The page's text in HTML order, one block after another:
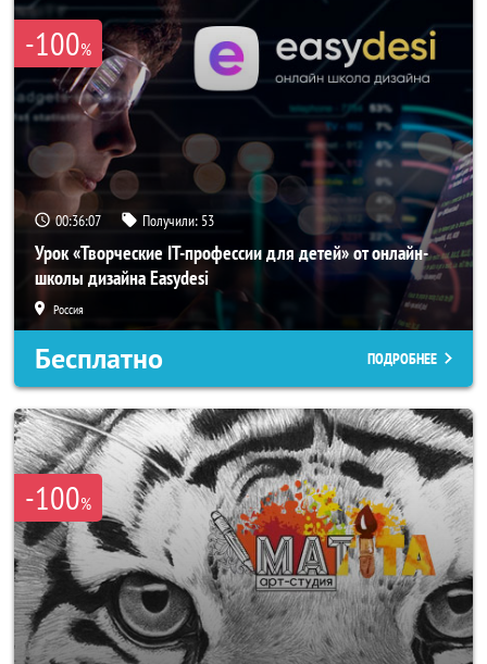
-100%
00:36:04 Получили: 53
Урок «Творческие IT-профессии для детей» от онлайн-
школы дизайна Easydesi
Россия
Бесплатно ПОДРОБНЕЕ
-100%